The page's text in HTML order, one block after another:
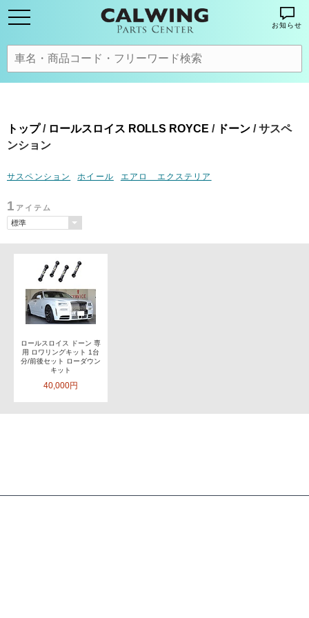
お知らせ
トップ/ ロールスロイス ROLLS ROYCE / ドーン / サスペ
ンション
サスペンション ホイール エアロ エクステリア
1 アイテム
ロールスロイス ドーン 専
用 ロワリングキット 1台
分/前後セット ローダウン
キット
40,000円